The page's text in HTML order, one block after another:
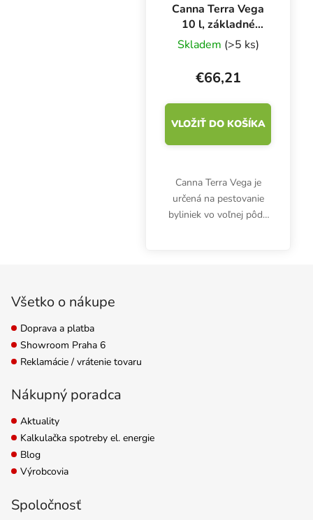
Canna Terra Vega
10 l, základné
rastové hnojivo
Skladem (>5 ks)
€66,21
VLOŽIŤ DO KOŠÍKA
Canna Terra Vega je
určená na pestovanie
byliniek vo voľnej pôde
Všetko o nákupe
Doprava a platba
Showroom Praha 6
Reklamácie / vrátenie tovaru
Nákupný poradca
Aktuality
Kalkulačka spotreby el. energie
Blog
Výrobcovia
Spoločnosť